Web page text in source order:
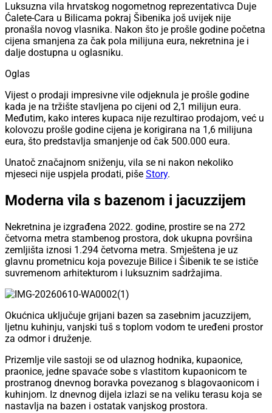
Luksuzna vila hrvatskog nogometnog reprezentativca Duje
Ćalete-Cara u Bilicama pokraj Šibenika još uvijek nije
pronašla novog vlasnika. Nakon što je prošle godine početna
cijena smanjena za čak pola milijuna eura, nekretnina je i
dalje dostupna u oglasniku.
Oglas
Vijest o prodaji impresivne vile odjeknula je prošle godine
kada je na tržište stavljena po cijeni od 2,1 milijun eura.
Međutim, kako interes kupaca nije rezultirao prodajom, već u
kolovozu prošle godine cijena je korigirana na 1,6 milijuna
eura, što predstavlja smanjenje od čak 500.000 eura.
Unatoč značajnom sniženju, vila se ni nakon nekoliko
mjeseci nije uspjela prodati, piše Story.
Moderna vila s bazenom i jacuzzijem
Nekretnina je izgrađena 2022. godine, prostire se na 272
četvorna metra stambenog prostora, dok ukupna površina
zemljišta iznosi 1.294 četvorna metra. Smještena je uz
glavnu prometnicu koja povezuje Bilice i Šibenik te se ističe
suvremenom arhitekturom i luksuznim sadržajima.
Okućnica uključuje grijani bazen sa zasebnim jacuzzijem,
ljetnu kuhinju, vanjski tuš s toplom vodom te uređeni prostor
za odmor i druženje.
Prizemlje vile sastoji se od ulaznog hodnika, kupaonice,
praonice, jedne spavaće sobe s vlastitom kupaonicom te
prostranog dnevnog boravka povezanog s blagovaonicom i
kuhinjom. Iz dnevnog dijela izlazi se na veliku terasu koja se
nastavlja na bazen i ostatak vanjskog prostora.